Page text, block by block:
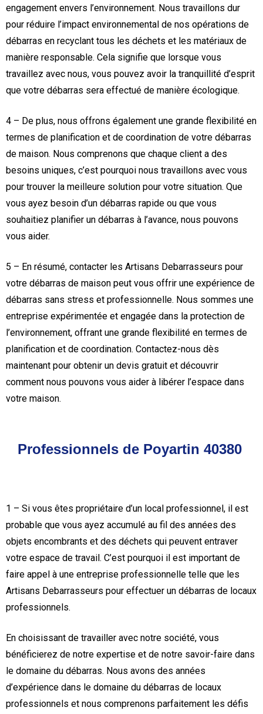
engagement envers l’environnement. Nous travaillons dur
pour réduire l’impact environnemental de nos opérations de
débarras en recyclant tous les déchets et les matériaux de
manière responsable. Cela signifie que lorsque vous
travaillez avec nous, vous pouvez avoir la tranquillité d’esprit
que votre débarras sera effectué de manière écologique.
4 – De plus, nous offrons également une grande flexibilité en
termes de planification et de coordination de votre débarras
de maison. Nous comprenons que chaque client a des
besoins uniques, c’est pourquoi nous travaillons avec vous
pour trouver la meilleure solution pour votre situation. Que
vous ayez besoin d’un débarras rapide ou que vous
souhaitiez planifier un débarras à l’avance, nous pouvons
vous aider.
5 – En résumé, contacter les Artisans Debarrasseurs pour
votre débarras de maison peut vous offrir une expérience de
débarras sans stress et professionnelle. Nous sommes une
entreprise expérimentée et engagée dans la protection de
l’environnement, offrant une grande flexibilité en termes de
planification et de coordination. Contactez-nous dès
maintenant pour obtenir un devis gratuit et découvrir
comment nous pouvons vous aider à libérer l’espace dans
votre maison.
Professionnels de Poyartin 40380
1 – Si vous êtes propriétaire d’un local professionnel, il est
probable que vous ayez accumulé au fil des années des
objets encombrants et des déchets qui peuvent entraver
votre espace de travail. C’est pourquoi il est important de
faire appel à une entreprise professionnelle telle que les
Artisans Debarrasseurs pour effectuer un débarras de locaux
professionnels.
En choisissant de travailler avec notre société, vous
bénéficierez de notre expertise et de notre savoir-faire dans
le domaine du débarras. Nous avons des années
d’expérience dans le domaine du débarras de locaux
professionnels et nous comprenons parfaitement les défis